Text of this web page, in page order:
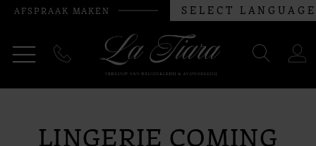
AFSPRAAK MAKEN
TOGGLE
NAVIGATION
BEL
ONS
LINGERIE COMING